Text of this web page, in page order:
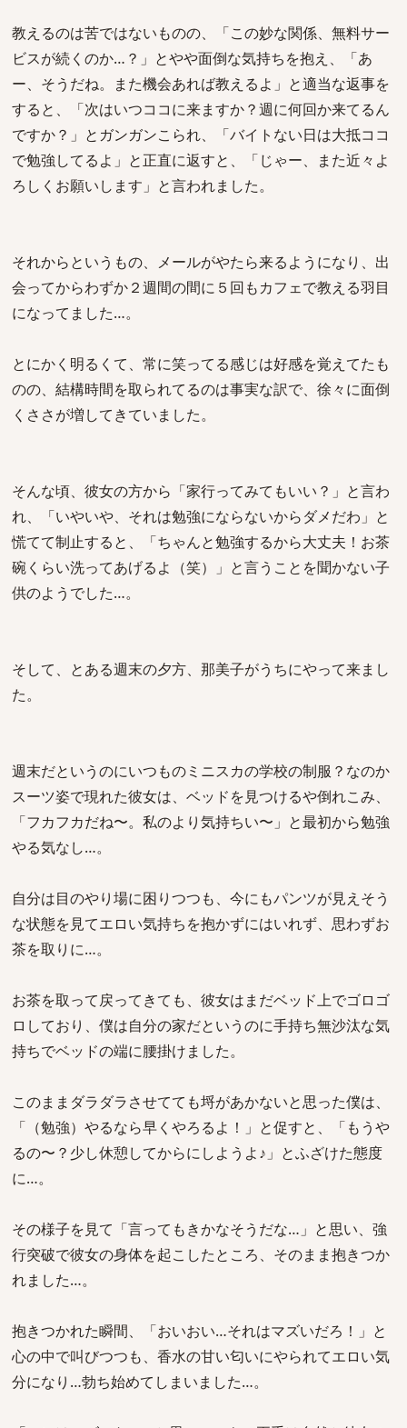
教えるのは苦ではないものの、「この妙な関係、無料サー
ビスが続くのか…？」とやや面倒な気持ちを抱え、「あ
ー、そうだね。また機会あれば教えるよ」と適当な返事を
すると、「次はいつココに来ますか？週に何回か来てるん
ですか？」とガンガンこられ、「バイトない日は大抵ココ
で勉強してるよ」と正直に返すと、「じゃー、また近々よ
ろしくお願いします」と言われました。
それからというもの、メールがやたら来るようになり、出
会ってからわずか２週間の間に５回もカフェで教える羽目
になってました…。
とにかく明るくて、常に笑ってる感じは好感を覚えてたも
のの、結構時間を取られてるのは事実な訳で、徐々に面倒
くささが増してきていました。
そんな頃、彼女の方から「家行ってみてもいい？」と言わ
れ、「いやいや、それは勉強にならないからダメだわ」と
慌てて制止すると、「ちゃんと勉強するから大丈夫！お茶
碗くらい洗ってあげるよ（笑）」と言うことを聞かない子
供のようでした…。
そして、とある週末の夕方、那美子がうちにやって来まし
た。
週末だというのにいつものミニスカの学校の制服？なのか
スーツ姿で現れた彼女は、ベッドを見つけるや倒れこみ、
「フカフカだね〜。私のより気持ちい〜」と最初から勉強
やる気なし…。
自分は目のやり場に困りつつも、今にもパンツが見えそう
な状態を見てエロい気持ちを抱かずにはいれず、思わずお
茶を取りに…。
お茶を取って戻ってきても、彼女はまだベッド上でゴロゴ
ロしており、僕は自分の家だというのに手持ち無沙汰な気
持ちでベッドの端に腰掛けました。
このままダラダラさせてても埒があかないと思った僕は、
「（勉強）やるなら早くやろるよ！」と促すと、「もうや
るの〜？少し休憩してからにしようよ♪」とふざけた態度
に…。
その様子を見て「言ってもきかなそうだな…」と思い、強
行突破で彼女の身体を起こしたところ、そのまま抱きつか
れました…。
抱きつかれた瞬間、「おいおい…それはマズいだろ！」と
心の中で叫びつつも、香水の甘い匂いにやられてエロい気
分になり…勃ち始めてしまいました…。